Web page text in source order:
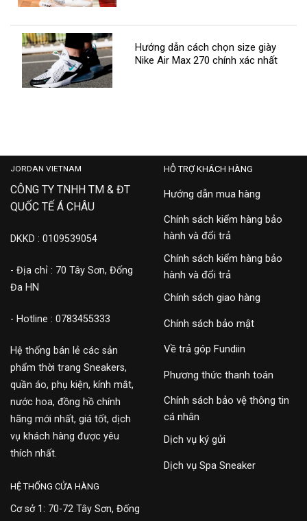
Hướng dẫn cách chọn size giày
Nike Air Max 270 chính xác nhất
JORDAN VIETNAM
CÔNG TY TNHH TM & ĐT
QUỐC TẾ Á CHÂU
DKKD : 0109539054
- Địa chỉ : 70 Tây Sơn, Đống
Đa HN
- Hotline : 0783455333
Hệ thống bán lẻ các sản
phẩm thời trang Sneakers,
quần áo, phụ kiện, kính mắt,
nước hoa, đồng hồ chính
hãng mới nhất, giá tốt, dịch
vụ khách hàng được yêu
thích nhất.
HỖ TRỢ KHÁCH HÀNG
Hướng dẫn mua hàng
Chính sách kiểm hàng bảo
hành và đổi trả
Chính sách kiểm hàng bảo
hành và đổi trả
Chính sách giao hàng
Chính sách bảo mật
Về trả góp Fundiin
Phương thức thanh toán
Chính sách bảo vệ thông tin
cá nhân
Dịch vụ ký gửi
Dịch vụ Spa Sneaker
HỆ THỐNG CỬA HÀNG
Cơ sở 1: 70-72 Tây Sơn, Đống